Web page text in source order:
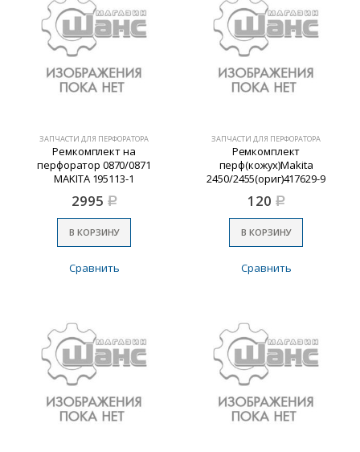
ЗАПЧАСТИ ДЛЯ ПЕРФОРАТОРА
Ремкомплект на
перфоратор 0870/0871
MAKITA 195113-1
2995 Р
В КОРЗИНУ
Сравнить
ЗАПЧАСТИ ДЛЯ ПЕРФОРАТОРА
Ремкомплект
перф(кожух)Makita
2450/2455(ориг)417629-9
120 Р
В КОРЗИНУ
Сравнить